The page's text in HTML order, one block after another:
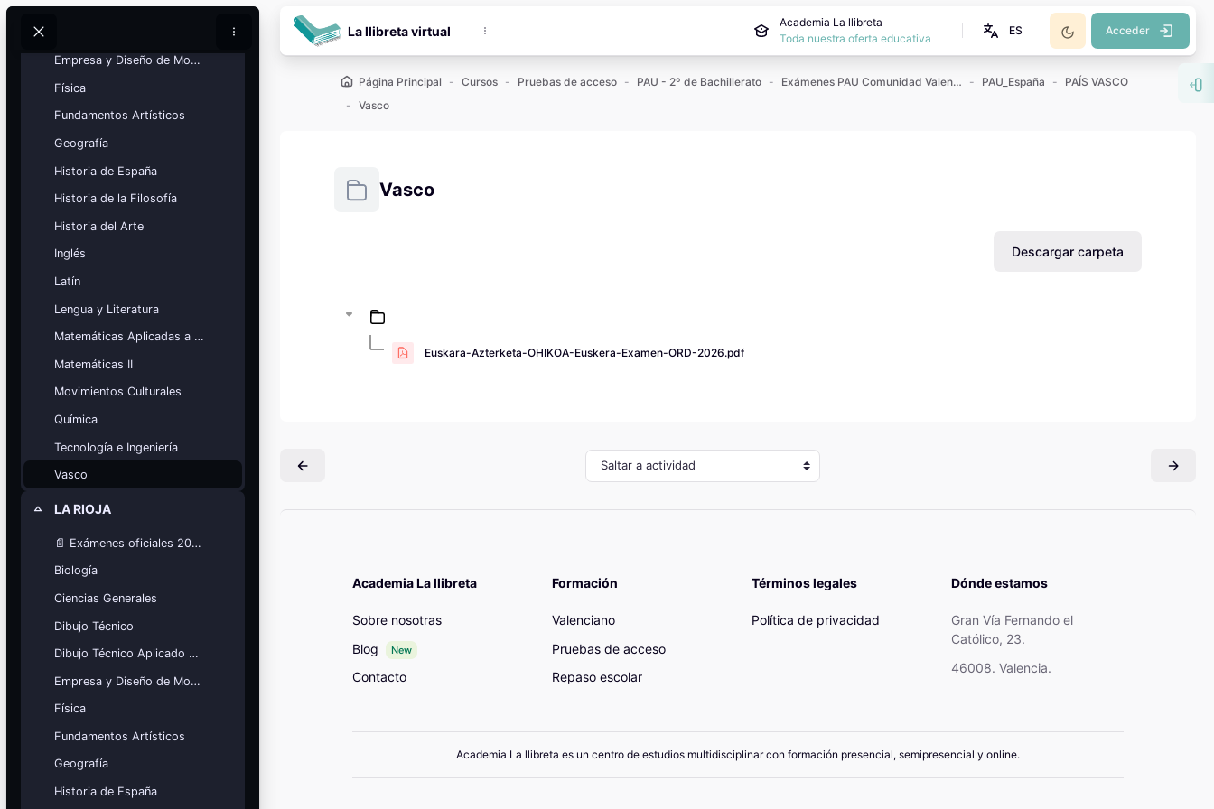
Buscar
BloquesCalendario
académico
Festivos, vacaciones y fechas
Ver calendario
Mis cursos
¡Nos GUSTA lo que hacemos y se
NOTA!
Bloques
Ciencias Generales
Empresa y Diseño de Modelos de Negocio
Física
Fundamentos Artísticos
Geografía
Historia de España
Historia de la Filosofía
Historia del Arte
Inglés
Latín
Lengua y Literatura
Matemáticas Aplicadas a las Ciencias Sociales
Matemáticas II
Movimientos Culturales
Química
Tecnología e Ingeniería
Vasco
Colapsar
LA RIOJA
📄 Exámenes oficiales 2025
Biología
Ciencias Generales
Dibujo Técnico
Dibujo Técnico Aplicado a las Artes
Empresa y Diseño de Modelos de Negocio
Física
Fundamentos Artísticos
Geografía
Historia de España
La llibreta virtual
Academia La llibreta
Toda nuestra oferta educativa
ES Acceder
Página Principal Cursos Pruebas de acceso PAU - 2º de Bachillerato Exámenes PAU Comunidad Valenciana PAU_España
PAÍS VASCO
Vasco
Vasco
Descargar carpeta
Euskara-Azterketa-OHIKOA-Euskera-Examen-ORD-2026.pdf
Saltar a actividad
Academia La llibreta
Sobre nosotras
Blog
New
Contacto
Formación
Valenciano
Pruebas de acceso
Repaso escolar
Términos legales
Política de privacidad
Dónde estamos
Gran Vía Fernando el
Católico, 23.
46008. Valencia.
Academia La llibreta es un centro de estudios multidisciplinar con formación presencial, semipresencial y online.